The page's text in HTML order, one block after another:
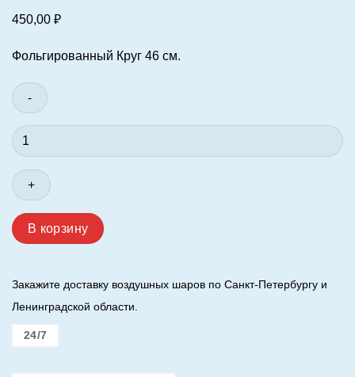
450,00 ₽
Фольгированный Круг 46 см.
Количество
товара
Шар
(18"/46
Круг.
Три
С
Рождения.
Синий.
В корзину
Закажите доставку воздушных шаров по Санкт-Петербургу и
Ленинградской области.
24/7